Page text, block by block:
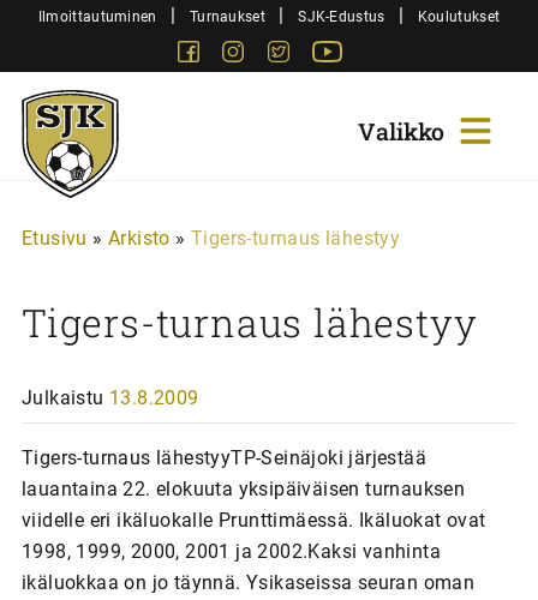
SiirryIlmoittautuminen | Turnaukset | SJK-Edustus | Koulutukset
FacebookInstagram
Twitter
Sjk-
Juniorit
Etusivu » Arkisto » Tigers-turnaus lähestyy
Tigers-turnaus lähestyy
Julkaistu 13.8.2009
Tigers-turnaus lähestyyTP-Seinäjoki järjestää
lauantaina 22. elokuuta yksipäiväisen turnauksen
viidelle eri ikäluokalle Prunttimäessä. Ikäluokat ovat
1998, 1999, 2000, 2001 ja 2002.Kaksi vanhinta
ikäluokkaa on jo täynnä. Ysikaseissa seuran oman